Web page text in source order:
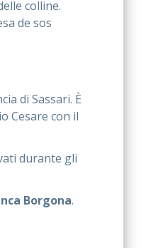
colline.
de sos
di Sassari. È
Cesare con il
durante gli
Borgona.